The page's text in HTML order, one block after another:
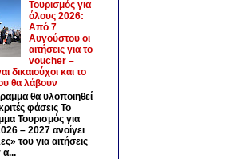
Τουρισμός για
όλους 2026:
Από 7
Αυγούστου οι
αιτήσεις για το
voucher –
δικαιούχοι και το
θα λάβουν
θα υλοποιηθεί
φάσεις Το
Τουρισμός για
– 2027 ανοίγει
του για αιτήσεις
α...